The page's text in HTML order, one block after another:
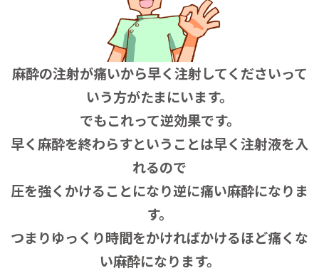
麻酔の注射が痛いから早く注射してくださいって
いう方がたまにいます。
でもこれって逆効果です。
早く麻酔を終わらすということは早く注射液を入
れるので
圧を強くかけることになり逆に痛い麻酔になりま
す。
つまりゆっくり時間をかければかけるほど痛くな
い麻酔になります。